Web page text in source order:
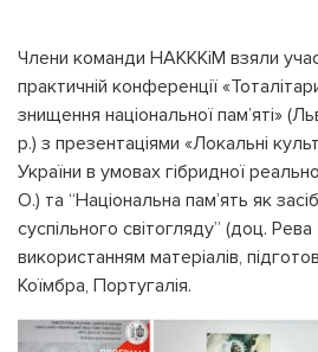
Члени команди НАКККіМ взяли
практичній конференції
знищення національної пам’яті»
р.) з презентаціями «Локальні
України в умовах гібридної
О.) та “Національна пам’ять як
суспільного світогляду” (доц.
використанням матеріалів,
Коїмбра, Португалія.